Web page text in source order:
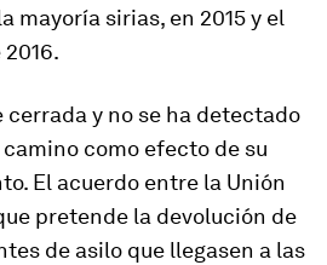
mayoría sirias, en 2015 y el
cerrada y no se ha detectado
como efecto de su
El acuerdo entre la Unión
pretende la devolución de
de asilo que llegasen a las